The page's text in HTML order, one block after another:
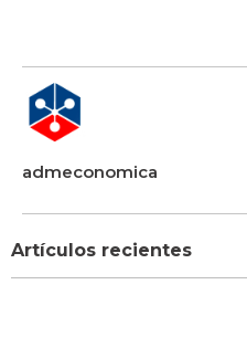
admeconomica
Artículos recientes